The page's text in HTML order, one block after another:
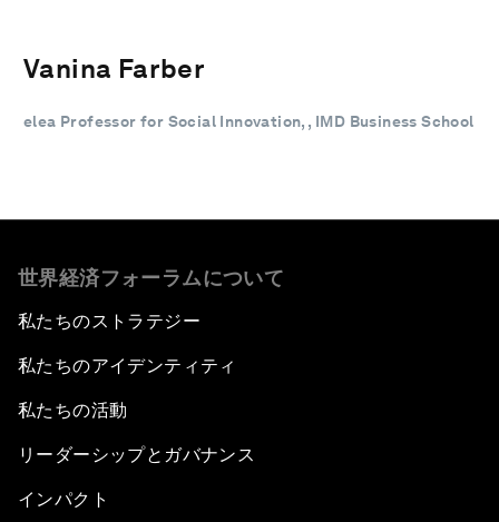
Vanina Farber
elea Professor for Social Innovation, , IMD Business School
世界経済フォーラムについて
私たちのストラテジー
私たちのアイデンティティ
私たちの活動
リーダーシップとガバナンス
インパクト